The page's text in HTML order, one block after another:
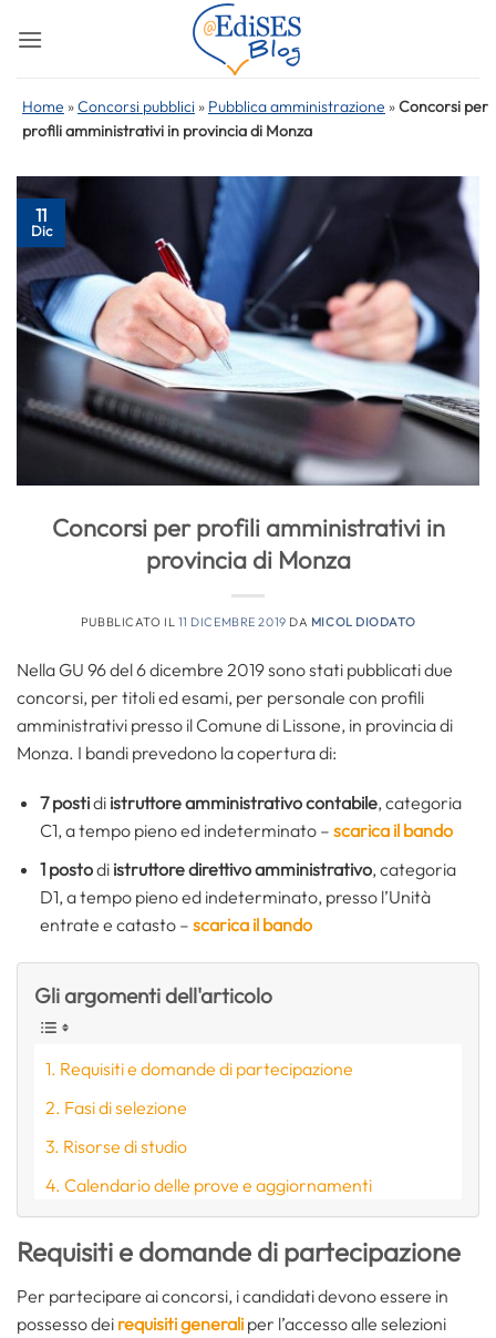
Home »Concorsi pubblici » Pubblica amministrazione »Concorsi per
profili amministrativi in provincia di Monza
11
Dic
Concorsi per profili amministrativi in
provincia di Monza
PUBBLICATO IL 11 DICEMBRE 2019 DA MICOL DIODATO
Nella GU 96 del 6 dicembre 2019 sono stati pubblicati due
concorsi, per titoli ed esami, per personale con profili
amministrativi presso il Comune di Lissone, in provincia di
Monza. I bandi prevedono la copertura di:
7 postidi istruttore amministrativo contabile, categoria
C1, a tempo pieno ed indeterminato – scarica il bando
1 postodi istruttore direttivo amministrativo, categoria
D1, a tempo pieno ed indeterminato, presso l’Unità
entrate e catasto – scarica il bando
Gli argomenti dell'articolo
Requisiti e domande di partecipazione
Fasi di selezione
Risorse di studio
Calendario delle prove e aggiornamenti
Requisiti e domande di partecipazione
Per partecipare ai concorsi, i candidati devono essere in
possesso dei requisiti generali per l’accesso alle selezioni